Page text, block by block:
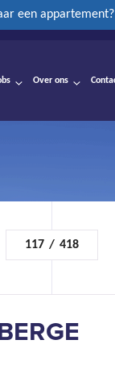
een
Over ons
117 / 418